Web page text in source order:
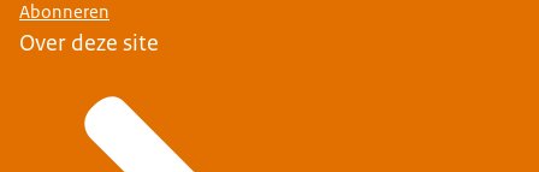
Abonneren
Over deze site